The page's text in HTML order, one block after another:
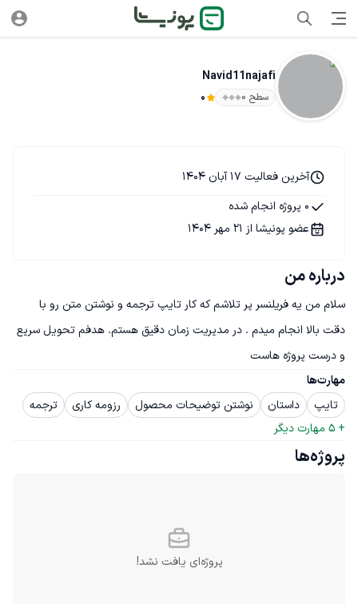
Navid11najafi
سطح ۰ 0
درباره من
سلام من یه فريلنسر پر تلاشم که کار تایپ ترجمه و نوشتن متن رو با
دقت بالا انجام میدم . در مدیریت زمان دقیق هستم. هدفم تحویل سریع
و درست پروژه هاست
مهارت‌ها
تایپ
داستان نوشتن توضیحات محصول رزومه کاری
ترجمه
+
5 مهارت دیگر
آخرین فعالیت 17 آبان 1404
0 پروژه انجام شده
عضو پونیشا از 21 مهر 1404
پروژه‌ها
پروژه‌ای یافت نشد!